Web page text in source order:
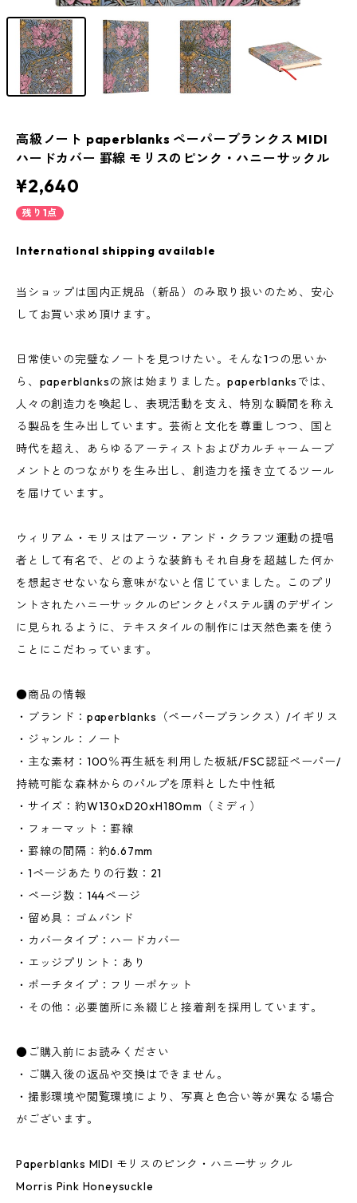
高級ノート paperblanks ペーパーブランクス MIDI
ハードカバー 罫線 モリスのピンク・ハニーサックル
¥2,640
残り1点
International shipping available
当ショップは国内正規品（新品）のみ取り扱いのため、安心
してお買い求め頂けます。
日常使いの完璧なノートを見つけたい。そんな1つの思いか
ら、paperblanksの旅は始まりました。paperblanksでは、
人々の創造力を喚起し、表現活動を支え、特別な瞬間を称え
る製品を生み出しています。芸術と文化を尊重しつつ、国と
時代を超え、あらゆるアーティストおよびカルチャームーブ
メントとのつながりを生み出し、創造力を掻き立てるツール
を届けています。
ウィリアム・モリスはアーツ・アンド・クラフツ運動の提唱
者として有名で、どのような装飾もそれ自身を超越した何か
を想起させないなら意味がないと信じていました。このプリ
ントされたハニーサックルのピンクとパステル調のデザイン
に見られるように、テキスタイルの制作には天然色素を使う
ことにこだわっています。
●商品の情報
・ブランド：paperblanks（ペーパーブランクス）/イギリス
・ジャンル：ノート
・主な素材：100％再生紙を利用した板紙/FSC認証ペーパー/
持続可能な森林からのパルプを原料とした中性紙
・サイズ：約W130xD20xH180mm（ミディ）
・フォーマット：罫線
・罫線の間隔：約6.67mm
・1ページあたりの行数：21
・ページ数：144ページ
・留め具：ゴムバンド
・カバータイプ：ハードカバー
・エッジプリント：あり
・ポーチタイプ：フリーポケット
・その他：必要箇所に糸綴じと接着剤を採用しています。
●ご購入前にお読みください
・ご購入後の返品や交換はできません。
・撮影環境や閲覧環境により、写真と色合い等が異なる場合
がございます。
Paperblanks MIDI モリスのピンク・ハニーサックル
Morris Pink Honeysuckle